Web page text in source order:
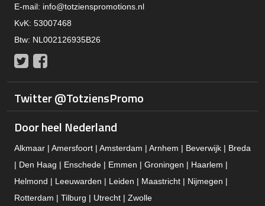
E-mail: info@totzienspromotions.nl
KvK: 53007468
Btw: NL002126935B26
Twitter
Twitter @TotziensPromo
Door heel Nederland
Alkmaar | Amersfoort | Amsterdam | Arnhem | Beverwijk | Breda
| Den Haag | Enschede | Emmen | Groningen | Haarlem |
Helmond | Leeuwarden | Leiden | Maastricht | Nijmegen |
Rotterdam | Tilburg | Utrecht | Zwolle